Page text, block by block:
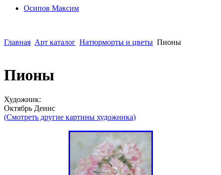
Осипoв Максим
Главная Арт каталог Натюрморты и цветы Пионы
Пионы
Художник:
Октябрь Денис
(Смотреть другие картины художника)